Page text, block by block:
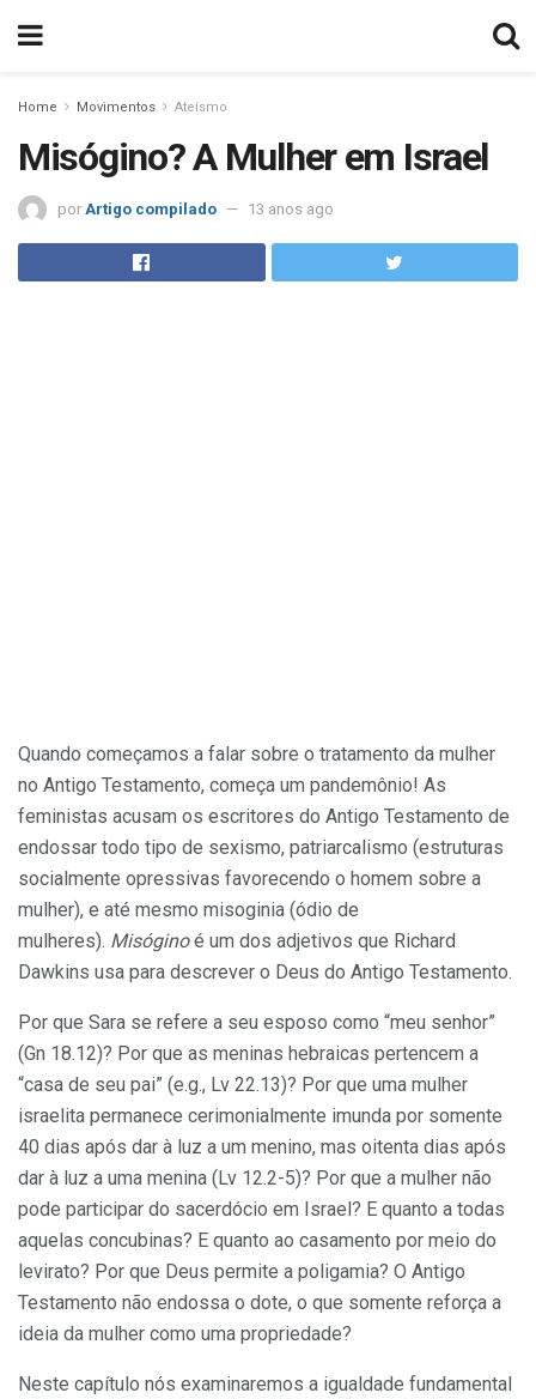
Home Movimentos Ateísmo
Misógino? A Mulher em Israel
por Artigo compilado 13 anos ago
Quando começamos a falar sobre o tratamento da mulher
no Antigo Testamento, começa um pandemônio! As
feministas acusam os escritores do Antigo Testamento de
endossar todo tipo de sexismo, patriarcalismo (estruturas
socialmente opressivas favorecendo o homem sobre a
mulher), e até mesmo misoginia (ódio de
mulheres). Misóginoé um dos adjetivos que Richard
Dawkins usa para descrever o Deus do Antigo Testamento.
Por que Sara se refere a seu esposo como “meu senhor”
(Gn 18.12)? Por que as meninas hebraicas pertencem a
“casa de seu pai” (e.g., Lv 22.13)? Por que uma mulher
israelita permanece cerimonialmente imunda por somente
40 dias após dar à luz a um menino, mas oitenta dias após
dar à luz a uma menina (Lv 12.2-5)? Por que a mulher não
pode participar do sacerdócio em Israel? E quanto a todas
aquelas concubinas? E quanto ao casamento por meio do
levirato? Por que Deus permite a poligamia? O Antigo
Testamento não endossa o dote, o que somente reforça a
ideia da mulher como uma propriedade?
Neste capítulo nós examinaremos a igualdade fundamental